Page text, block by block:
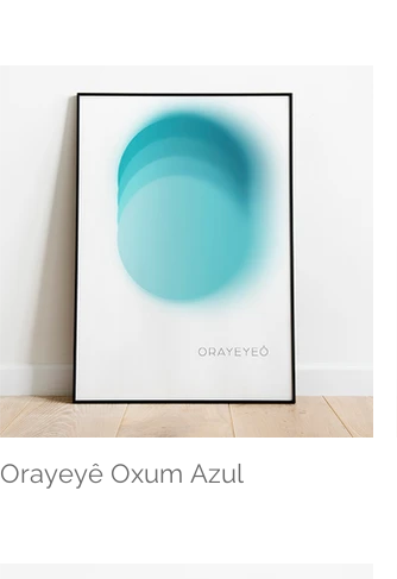
Orayeyê Oxum Azul